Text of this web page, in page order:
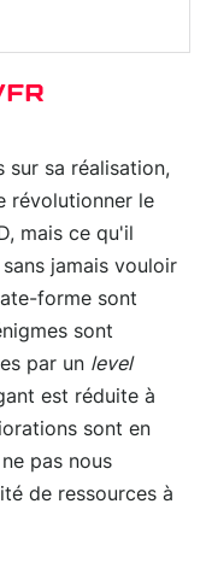
sur sa réalisation,
révolutionner le
mais ce qu'il
jamais vouloir
forme sont
sont
par un level
est réduite à
sont en
pas nous
de ressources à